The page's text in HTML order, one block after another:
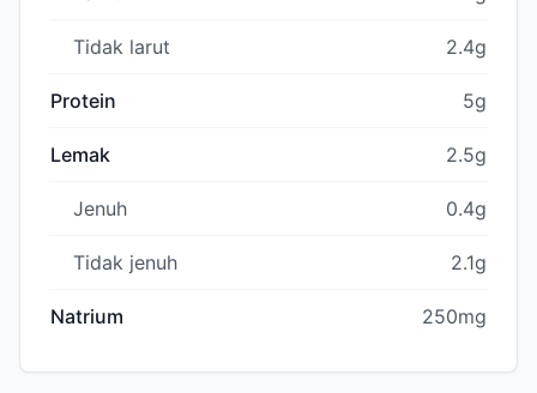
Tidak larut 2.4g
Protein 5g
Lemak 2.5g
Jenuh 0.4g
Tidak jenuh 2.1g
Natrium 250mg